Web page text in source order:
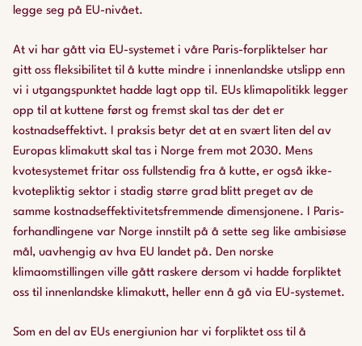
legge seg på EU-nivået.
At vi har gått via EU-systemet i våre Paris-forpliktelser har
gitt oss fleksibilitet til å kutte mindre i innenlandske utslipp enn
vi i utgangspunktet hadde lagt opp til. EUs klimapolitikk legger
opp til at kuttene først og fremst skal tas der det er
kostnadseffektivt. I praksis betyr det at en svært liten del av
Europas klimakutt skal tas i Norge frem mot 2030. Mens
kvotesystemet fritar oss fullstendig fra å kutte, er også ikke-
kvotepliktig sektor i stadig større grad blitt preget av de
samme kostnadseffektivitetsfremmende dimensjonene. I Paris-
forhandlingene var Norge innstilt på å sette seg like ambisiøse
mål, uavhengig av hva EU landet på. Den norske
klimaomstillingen ville gått raskere dersom vi hadde forpliktet
oss til innenlandske klimakutt, heller enn å gå via EU-systemet.
Som en del av EUs energiunion har vi forpliktet oss til å